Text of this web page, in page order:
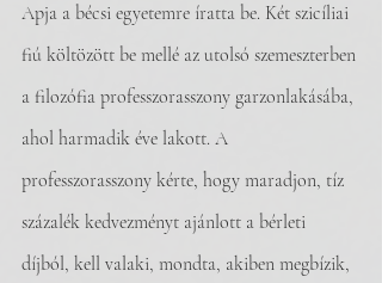
Apja a bécsi egyetemre íratta be. Két szicíliai
fiú költözött be mellé az utolsó szemeszterben
a filozófia professzorasszony garzonlakásába,
ahol harmadik éve lakott. A
professzorasszony kérte, hogy maradjon, tíz
százalék kedvezményt ajánlott a bérleti
díjból, kell valaki, mondta, akiben megbízik,